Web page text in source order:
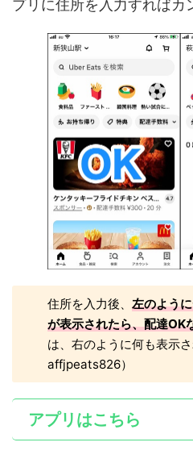
プリに住所を入力すればカ
住所を入力後、左のよう
が表示されたら、配達OK
は、右のように何も表示
affjpeats826）
アプリはこちら